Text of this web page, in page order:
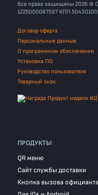
Все права защищены 2026
1225000087597 КПП
Договор оферта
Персональные данные
О программном обеспечении
Установка ПО
Руководство пользователя
Товарный знак
ПРОДУКТЫ
QR меню
Сайт службы доставки
Кнопка вызова официанта